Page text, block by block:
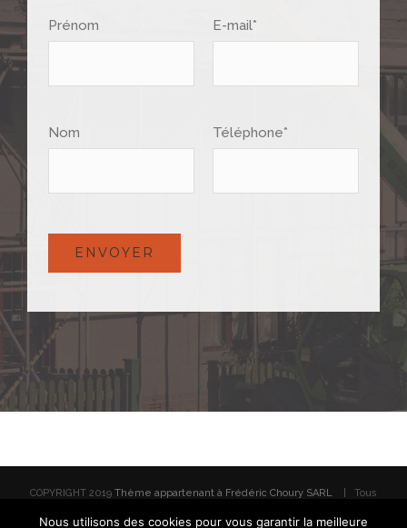
Prénom
Nom
E-mail*
Téléphone*
COPYRIGHT 2019 Thème appartenant à Frédéric Choury SARL
| Tous
droits réservés | Crée par
Politique de
Nous utilisons des cookies pour vous garantir la meilleure